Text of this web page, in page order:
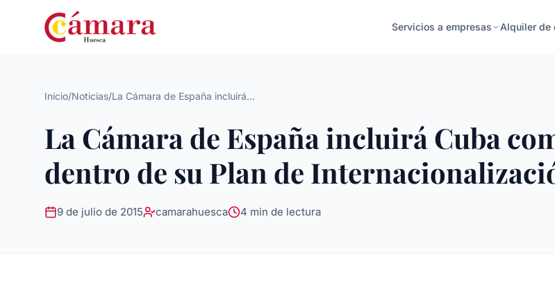
Servicios a empresas Alquiler de
Inicio/Noticias/La Cámara de España incluirá...
La Cámara de España incluirá Cuba
dentro de su Plan de
9 de julio de 2015 camarahuesca 4 min de lectura